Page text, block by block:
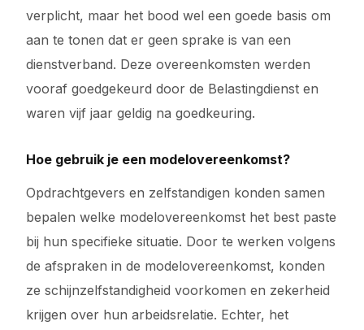
verplicht, maar het bood wel een goede basis om
aan te tonen dat er geen sprake is van een
dienstverband. Deze overeenkomsten werden
vooraf goedgekeurd door de Belastingdienst en
waren vijf jaar geldig na goedkeuring.
Hoe gebruik je een modelovereenkomst?
Opdrachtgevers en zelfstandigen konden samen
bepalen welke modelovereenkomst het best paste
bij hun specifieke situatie. Door te werken volgens
de afspraken in de modelovereenkomst, konden
ze schijnzelfstandigheid voorkomen en zekerheid
krijgen over hun arbeidsrelatie. Echter, het